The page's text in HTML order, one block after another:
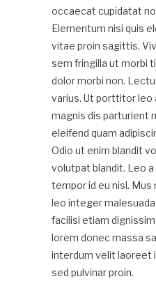
occaecat cupidatat
Elementum nisi quis
vitae proin sagittis.
sem fringilla ut morbi
dolor morbi non.
varius. Ut porttitor leo
magnis dis parturient
eleifend quam
Odio ut enim blandit
volutpat blandit. Leo
tempor id eu nisl.
leo integer
facilisi etiam
lorem donec massa
interdum velit laoreet
sed pulvinar proin.